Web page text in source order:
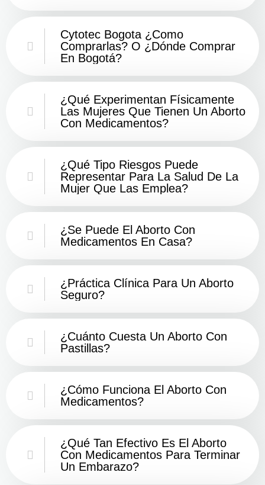
Cytotec Bogota ¿Como
Comprarlas? O ¿Dónde Comprar
En Bogotá?
¿Qué Experimentan Físicamente
Las Mujeres Que Tienen Un Aborto
Con Medicamentos?
¿Qué Tipo Riesgos Puede
Representar Para La Salud De La
Mujer Que Las Emplea?
¿Se Puede El Aborto Con
Medicamentos En Casa?
¿Práctica Clínica Para Un Aborto
Seguro?
¿Cuánto Cuesta Un Aborto Con
Pastillas?
¿Cómo Funciona El Aborto Con
Medicamentos?
¿Qué Tan Efectivo Es El Aborto
Con Medicamentos Para Terminar
Un Embarazo?